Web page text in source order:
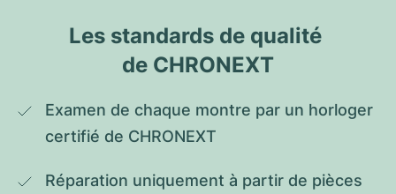
Les standards de qualité
de CHRONEXT
Examen de chaque montre par un horloger
certifié de CHRONEXT
Réparation uniquement à partir de pièces